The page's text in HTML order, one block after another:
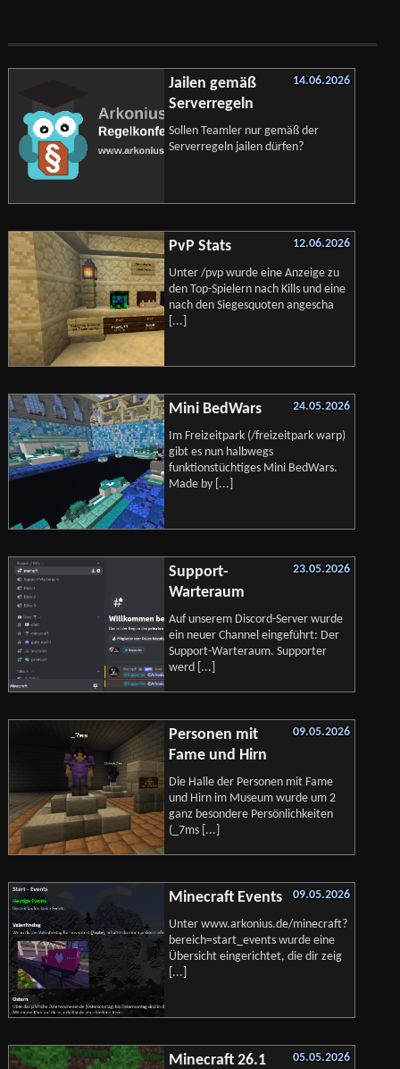
Jailen gemäß
Serverregeln
14.06.2026
Sollen Teamler nur gemäß der
Serverregeln jailen dürfen?
PvP Stats 12.06.2026
Unter /pvp wurde eine Anzeige zu
den Top-Spielern nach Kills und eine
nach den Siegesquoten angescha
[...]
Mini BedWars 24.05.2026
Im Freizeitpark (/freizeitpark warp)
gibt es nun halbwegs
funktionstüchtiges Mini BedWars.
Made by [...]
Support-
Warteraum
23.05.2026
Auf unserem Discord-Server wurde
ein neuer Channel eingeführt: Der
Support-Warteraum. Supporter
werd [...]
Personen mit
Fame und Hirn
09.05.2026
Die Halle der Personen mit Fame
und Hirn im Museum wurde um 2
ganz besondere Persönlichkeiten
(_7ms [...]
Minecraft Events 09.05.2026
Unter www.arkonius.de/minecraft?
bereich=start_events wurde eine
Übersicht eingerichtet, die dir zeig
[...]
Minecraft 26.1 05.05.2026